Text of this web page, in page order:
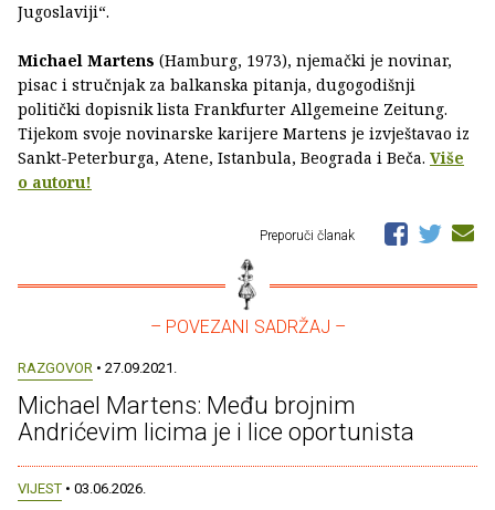
Jugoslaviji“.
Michael Martens (Hamburg, 1973), njemački je novinar,
pisac i stručnjak za balkanska pitanja, dugogodišnji
politički dopisnik lista Frankfurter Allgemeine Zeitung.
Tijekom svoje novinarske karijere Martens je izvještavao iz
Sankt-Peterburga, Atene, Istanbula, Beograda i Beča. Više
o autoru!
Preporuči članak
– POVEZANI SADRŽAJ –
RAZGOVOR • 27.09.2021.
Michael Martens: Među brojnim
Andrićevim licima je i lice oportunista
VIJEST • 03.06.2026.